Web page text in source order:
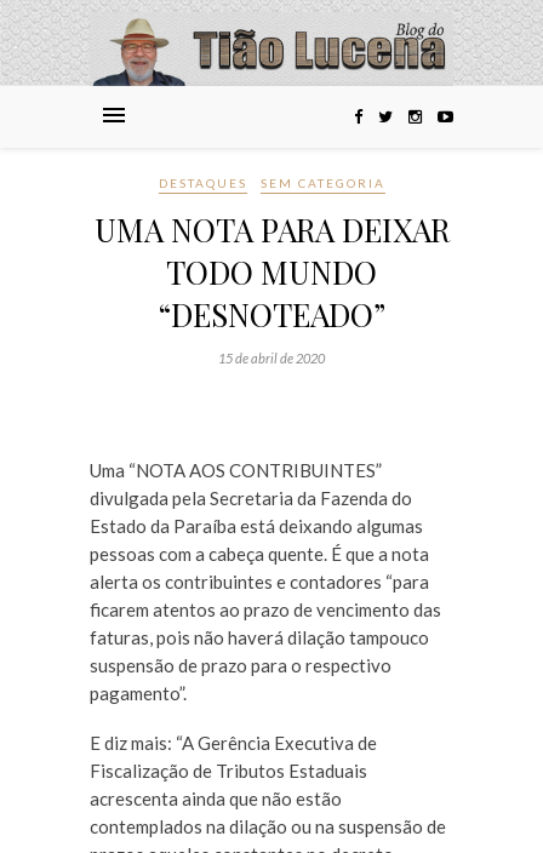
DESTAQUES SEM CATEGORIA
UMA NOTA PARA DEIXAR
TODO MUNDO
“DESNOTEADO”
15 de abril de 2020
Uma “NOTA AOS CONTRIBUINTES”
divulgada pela Secretaria da Fazenda do
Estado da Paraíba está deixando algumas
pessoas com a cabeça quente. É que a nota
alerta os contribuintes e contadores “para
ficarem atentos ao prazo de vencimento das
faturas, pois não haverá dilação tampouco
suspensão de prazo para o respectivo
pagamento”.
E diz mais: “A Gerência Executiva de
Fiscalização de Tributos Estaduais
acrescenta ainda que não estão
contemplados na dilação ou na suspensão de